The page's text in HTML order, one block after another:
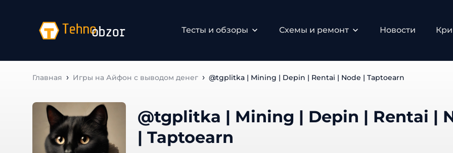
Тесты и обзоры Схемы и ремонт Новости
Главная Игры на Айфон с выводом денег @tgplitka | Mining | Depin | Rentai | Node | Taptoearn
@tgplitka | Mining | Depin | Rentai |
Node | Taptoearn